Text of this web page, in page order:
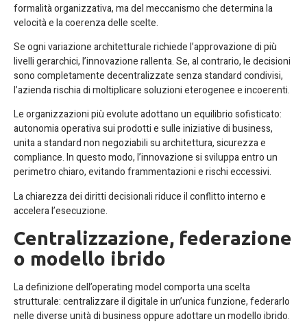
formalità organizzativa, ma del meccanismo che determina la
velocità e la coerenza delle scelte.
Se ogni variazione architetturale richiede l’approvazione di più
livelli gerarchici, l’innovazione rallenta. Se, al contrario, le decisioni
sono completamente decentralizzate senza standard condivisi,
l’azienda rischia di moltiplicare soluzioni eterogenee e incoerenti.
Le organizzazioni più evolute adottano un equilibrio sofisticato:
autonomia operativa sui prodotti e sulle iniziative di business,
unita a standard non negoziabili su architettura, sicurezza e
compliance. In questo modo, l’innovazione si sviluppa entro un
perimetro chiaro, evitando frammentazioni e rischi eccessivi.
La chiarezza dei diritti decisionali riduce il conflitto interno e
accelera l’esecuzione.
Centralizzazione, federazione
o modello ibrido
La definizione dell’operating model comporta una scelta
strutturale: centralizzare il digitale in un’unica funzione, federarlo
nelle diverse unità di business oppure adottare un modello ibrido.